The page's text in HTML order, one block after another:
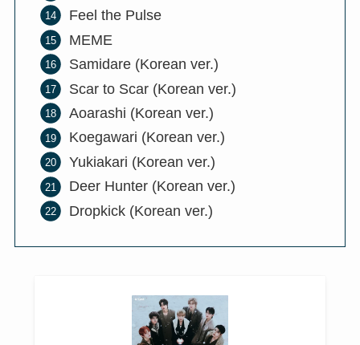
Feel the Pulse
MEME
Samidare (Korean ver.)
Scar to Scar (Korean ver.)
Aoarashi (Korean ver.)
Koegawari (Korean ver.)
Yukiakari (Korean ver.)
Deer Hunter (Korean ver.)
Dropkick (Korean ver.)